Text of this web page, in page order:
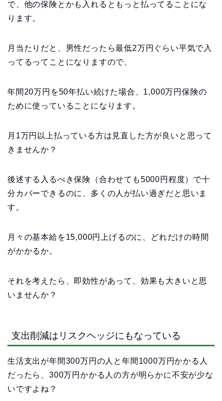
で、他の保険とかも入れるともっと払ってることにな
ります。
月当たりだと、男性だったら最低2万円ぐらい平気で入
ってるってことになりますので、
年間20万円を50年払い続けた場合、1,000万円保険の
ために使っていることになります。
月1万円以上払っている方は見直した方が良いと思って
きませんか？
後述する入るべき保険（合わせても5000円程度）で十
分カバーできるのに、多くの人が払い過ぎだと思いま
す。
月々の基本給を15,000円上げるのに、どれだけの時間
がかかるか。
それを考えたら、即効性があって、効果も大きいと思
いませんか？
支出削減はリスクヘッジにもなっている
生活支出が年間300万円の人と年間1000万円かかる人
だったら、300万円かかる人の方が明らかに不安が少な
いですよね？